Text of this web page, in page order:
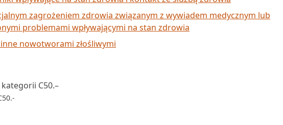
zagrożeniem zdrowia związanym z wywiadem medycznym lub
problemami wpływającymi na stan zdrowia
nowotworami złośliwymi
C50.–